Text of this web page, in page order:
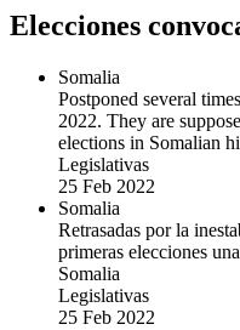
Elecciones
Somalia
Postponed several
2022. They are
elections in Somalian
Legislativas
25 Feb 2022
Somalia
Retrasadas por la
primeras elecciones
Somalia
Legislativas
25 Feb 2022